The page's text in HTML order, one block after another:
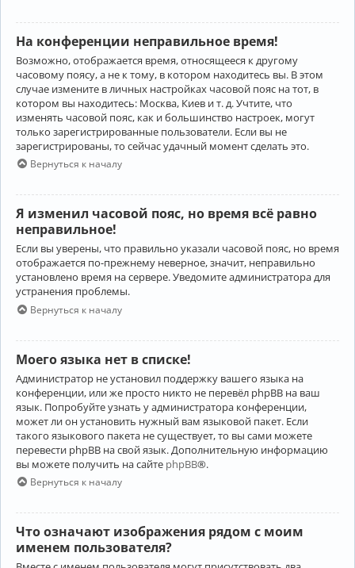
На конференции неправильное время!
Возможно, отображается время, относящееся к другому
часовому поясу, а не к тому, в котором находитесь вы. В этом
случае измените в личных настройках часовой пояс на тот, в
котором вы находитесь: Москва, Киев и т. д. Учтите, что
изменять часовой пояс, как и большинство настроек, могут
только зарегистрированные пользователи. Если вы не
зарегистрированы, то сейчас удачный момент сделать это.
Вернуться к началу
Я изменил часовой пояс, но время всё равно
неправильное!
Если вы уверены, что правильно указали часовой пояс, но время
отображается по-прежнему неверное, значит, неправильно
установлено время на сервере. Уведомите администратора для
устранения проблемы.
Вернуться к началу
Моего языка нет в списке!
Администратор не установил поддержку вашего языка на
конференции, или же просто никто не перевёл phpBB на ваш
язык. Попробуйте узнать у администратора конференции,
может ли он установить нужный вам языковой пакет. Если
такого языкового пакета не существует, то вы сами можете
перевести phpBB на свой язык. Дополнительную информацию
вы можете получить на сайте phpBB®.
Вернуться к началу
Что означают изображения рядом с моим
именем пользователя?